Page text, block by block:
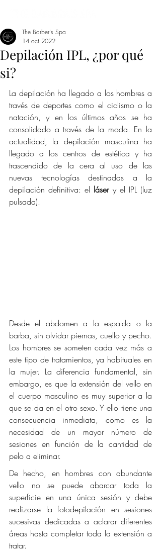
Depilación IPL, ¿por qué
si?
The Barber's Spa
14 oct 2022
La depilación ha llegado a los hombres a
través de deportes como el ciclismo o la
natación, y en los últimos años se ha
consolidado a través de la moda. En la
actualidad, la depilación masculina ha
llegado a los centros de estética y ha
trascendido de la cera al uso de las
nuevas tecnologías destinadas a la
depilación definitiva: el láser y el IPL (luz
pulsada).
Desde el abdomen a la espalda o la
barba, sin olvidar piernas, cuello y pecho.
Los hombres se someten cada vez más a
este tipo de tratamientos, ya habituales en
la mujer. La diferencia fundamental, sin
embargo, es que la extensión del vello en
el cuerpo masculino es muy superior a la
que se da en el otro sexo. Y ello tiene una
consecuencia inmediata, como es la
necesidad de un mayor número de
sesiones en función de la cantidad de
pelo a eliminar.
De hecho, en hombres con abundante
vello no se puede abarcar toda la
superficie en una única sesión y debe
realizarse la fotodepilación en sesiones
sucesivas dedicadas a aclarar diferentes
áreas hasta completar toda la extensión a
tratar.